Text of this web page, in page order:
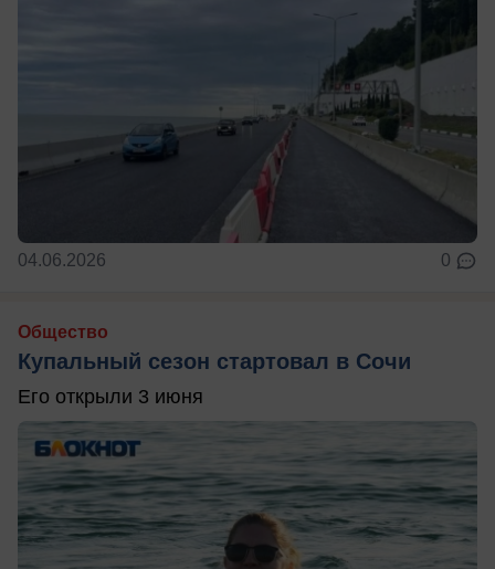
04.06.2026 0
Общество
Купальный сезон стартовал в Сочи
Его открыли 3 июня